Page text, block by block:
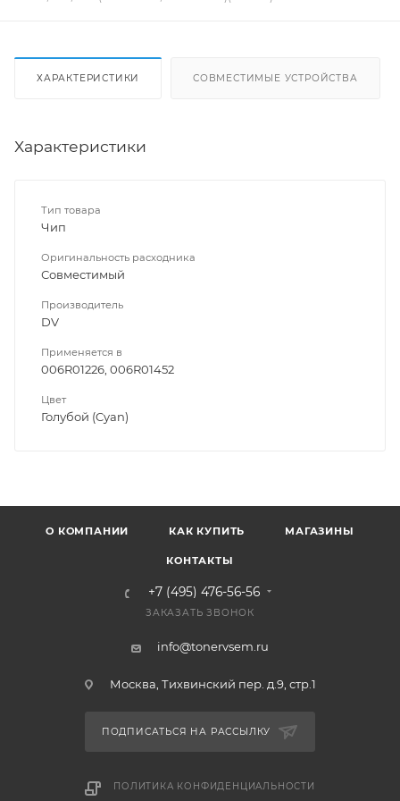
ХАРАКТЕРИСТИКИ СОВМЕСТИМЫЕ УСТРОЙСТВА
Характеристики
Тип товара
Чип
Оригинальность расходника
Совместимый
Производитель
DV
Применяется в
006R01226, 006R01452
Цвет
Голубой (Cyan)
О КОМПАНИИ КАК КУПИТЬ МАГАЗИНЫ
КОНТАКТЫ
+7 (495) 476-56-56
ЗАКАЗАТЬ ЗВОНОК
info@tonervsem.ru
Москва, Тихвинский пер. д.9, стр.1
ПОДПИСАТЬСЯ НА РАССЫЛКУ
ПОЛИТИКА КОНФИДЕНЦИАЛЬНОСТИ